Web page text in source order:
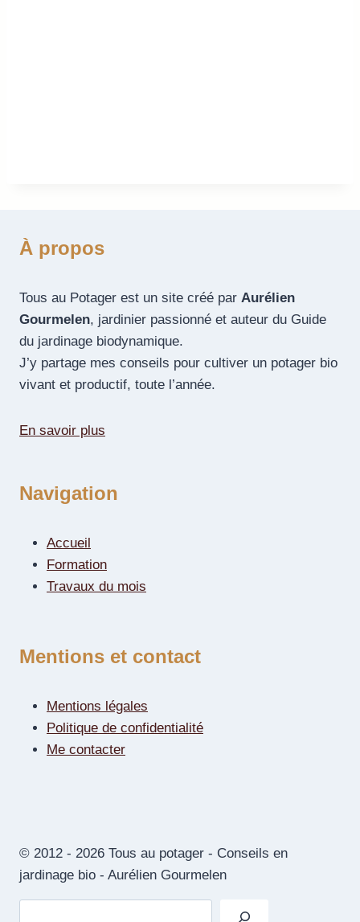
À propos
Tous au Potager est un site créé par Aurélien
Gourmelen, jardinier passionné et auteur du Guide
du jardinage biodynamique.
J’y partage mes conseils pour cultiver un potager bio
vivant et productif, toute l’année.
En savoir plus
Navigation
Accueil
Formation
Travaux du mois
Mentions et contact
Mentions légales
Politique de confidentialité
Me contacter
© 2012 - 2026 Tous au potager - Conseils en
jardinage bio - Aurélien Gourmelen